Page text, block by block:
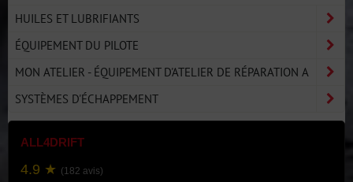
HUILES ET LUBRIFIANTS
ÉQUIPEMENT DU PILOTE
MON ATELIER - ÉQUIPEMENT D'ATELIER DE RÉPARATION A
SYSTÈMES D'ÉCHAPPEMENT
ALL4DRIFT
4.9 ★ (182 avis)